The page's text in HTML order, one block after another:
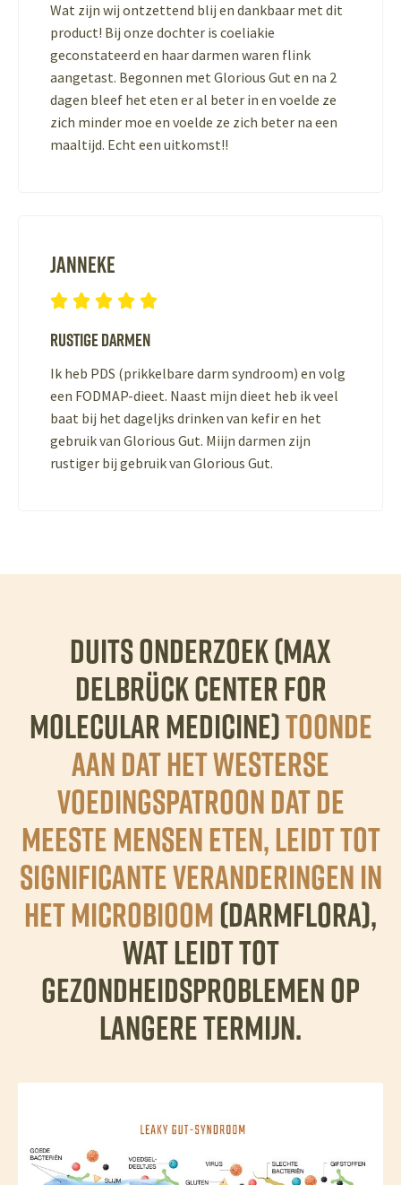
Wat zijn wij ontzettend blij en dankbaar met dit
product! Bij onze dochter is coeliakie
geconstateerd en haar darmen waren flink
aangetast. Begonnen met Glorious Gut en na 2
dagen bleef het eten er al beter in en voelde ze
zich minder moe en voelde ze zich beter na een
maaltijd. Echt een uitkomst!!
Janneke
    
Rustige darmen
Ik heb PDS (prikkelbare darm syndroom) en volg
een FODMAP-dieet. Naast mijn dieet heb ik veel
baat bij het dageljks drinken van kefir en het
gebruik van Glorious Gut. Miijn darmen zijn
rustiger bij gebruik van Glorious Gut.
Duits onderzoek (Max
Delbrück Center for
Molecular Medicine)toonde
aan dat het Westerse
voedingspatroon dat de
meeste mensen eten, leidt tot
significante veranderingen in
het microbioom(darmflora),
wat leidt tot
gezondheidsproblemen op
langere termijn.